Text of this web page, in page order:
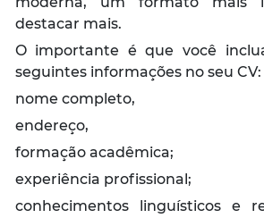
destacar mais.
O importante é que você
seguintes informações no seu CV:
nome completo,
endereço,
formação acadêmica;
experiência profissional;
conhecimentos linguísticos e